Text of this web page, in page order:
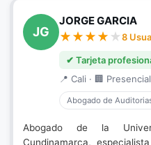
JG
JORGE GARCIA
8
✔ Tarjeta
📍 Cali · 🏢
Abogado de
Abogado de la
Cundinamarca,